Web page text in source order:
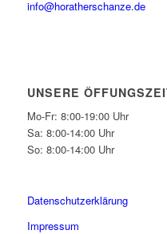
info@horatherschanze.de
UNSERE
Mo-Fr: 8:00-19:00 Uhr
Sa: 8:00-14:00 Uhr
So: 8:00-14:00 Uhr
Datenschutzerklärung
Impressum